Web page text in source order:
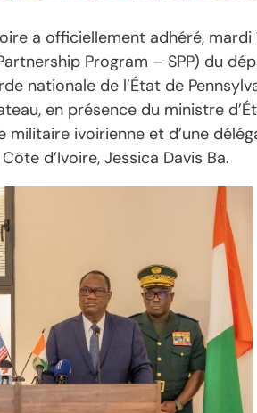
a officiellement adhéré,
Program – SPP) du
nationale de l’État de
en présence du ministre
militaire ivoirienne et d’une
d’Ivoire, Jessica Davis Ba.